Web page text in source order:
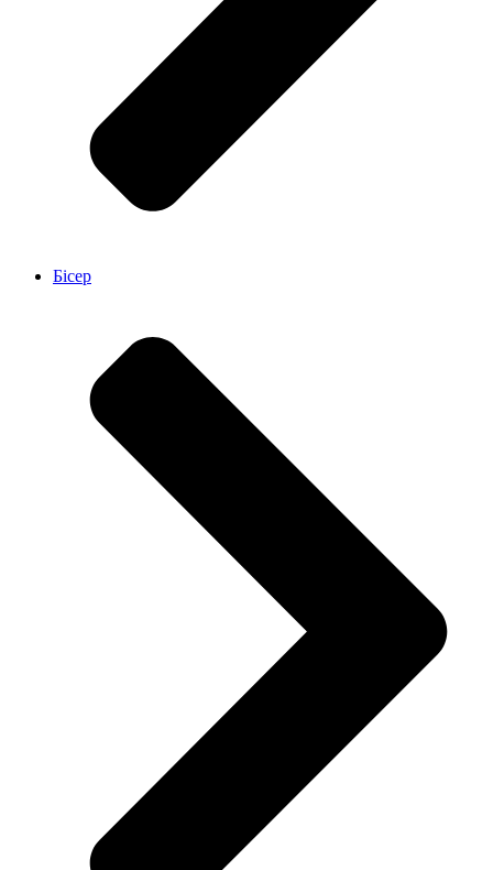
Бісер